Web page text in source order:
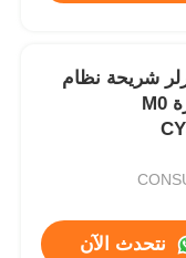
شريحة نظام
فرعي ARM قشرة M0
نتحدث الآن